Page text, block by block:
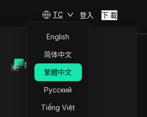
開放API
TC
English
简体中文
繁體中文
Русский
Tiếng Việt
登入 下 載